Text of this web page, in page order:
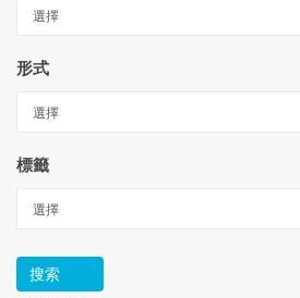
形式
標籤